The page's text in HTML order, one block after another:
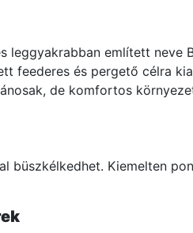
leggyakrabban említett neve
feederes és pergető célra
de komfortos
büszkélkedhet. Kiemelten